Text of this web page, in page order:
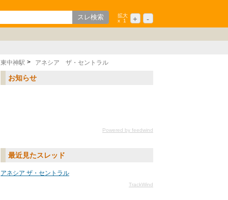
拡大
x
1 + -
東中神駅 アネシア ザ・セントラル
お知らせ
Powered by feedwind
最近見たスレッド
アネシア ザ・セントラル
TrackWind